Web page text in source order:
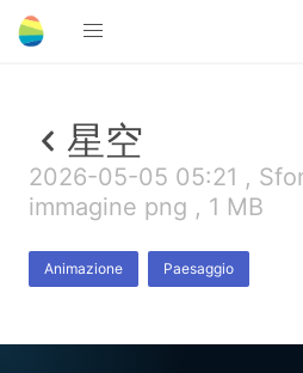
星空
2026-05-05 05:21 ,
immagine png , 1 MB
Animazione Paesaggio